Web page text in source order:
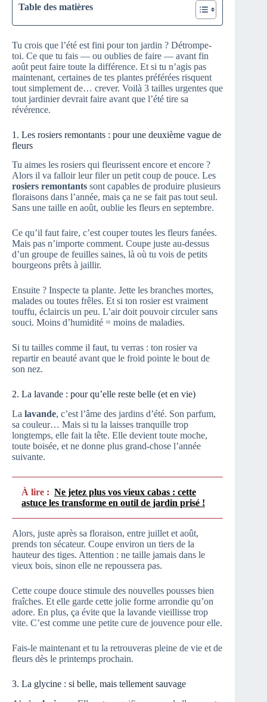
Table des matières
Tu crois que l’été est fini pour ton jardin ? Détrompe-
toi. Ce que tu fais — ou oublies de faire — avant fin
août peut faire toute la différence. Et si tu n’agis pas
maintenant, certaines de tes plantes préférées risquent
tout simplement de… crever. Voilà 3 tailles urgentes que
tout jardinier devrait faire avant que l’été tire sa
révérence.
1. Les rosiers remontants : pour une deuxième vague de
fleurs
Tu aimes les rosiers qui fleurissent encore et encore ?
Alors il va falloir leur filer un petit coup de pouce. Les
rosiers remontants sont capables de produire plusieurs
floraisons dans l’année, mais ça ne se fait pas tout seul.
Sans une taille en août, oublie les fleurs en septembre.
Ce qu’il faut faire, c’est couper toutes les fleurs fanées.
Mais pas n’importe comment. Coupe juste au-dessus
d’un groupe de feuilles saines, là où tu vois de petits
bourgeons prêts à jaillir.
Ensuite ? Inspecte ta plante. Jette les branches mortes,
malades ou toutes frêles. Et si ton rosier est vraiment
touffu, éclaircis un peu. L’air doit pouvoir circuler sans
souci. Moins d’humidité = moins de maladies.
Si tu tailles comme il faut, tu verras : ton rosier va
repartir en beauté avant que le froid pointe le bout de
son nez.
2. La lavande : pour qu’elle reste belle (et en vie)
La lavande, c’est l’âme des jardins d’été. Son parfum,
sa couleur… Mais si tu la laisses tranquille trop
longtemps, elle fait la tête. Elle devient toute moche,
toute boisée, et ne donne plus grand-chose l’année
suivante.
À lire : Ne jetez plus vos vieux cabas : cette
astuce les transforme en outil de jardin prisé !
Alors, juste après sa floraison, entre juillet et août,
prends ton sécateur. Coupe environ un tiers de la
hauteur des tiges. Attention : ne taille jamais dans le
vieux bois, sinon elle ne repoussera pas.
Cette coupe douce stimule des nouvelles pousses bien
fraîches. Et elle garde cette jolie forme arrondie qu’on
adore. En plus, ça évite que la lavande vieillisse trop
vite. C’est comme une petite cure de jouvence pour elle.
Fais-le maintenant et tu la retrouveras pleine de vie et de
fleurs dès le printemps prochain.
3. La glycine : si belle, mais tellement sauvage